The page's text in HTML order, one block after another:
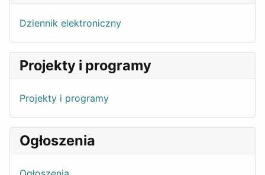
Dziennik elektroniczny
Projekty i programy
Projekty i programy
Ogłoszenia